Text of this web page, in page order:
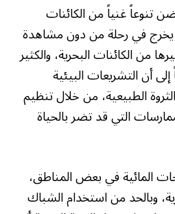
تنوعاً غنياً من الكائنات
يخرج في رحلة من دون مشاهدة
من الكائنات البحرية، والكثير
إلى أن التشريعات البيئية
الطبيعية، من خلال تنظيم
التي قد تضر بالحياة
المائية في بعض المناطق،
وبالحد من استخدام الشباك